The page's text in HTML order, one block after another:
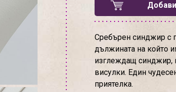
Сребърен синджир с
дължината на който
изглеждащ синджир,
висулки. Един
приятелка.